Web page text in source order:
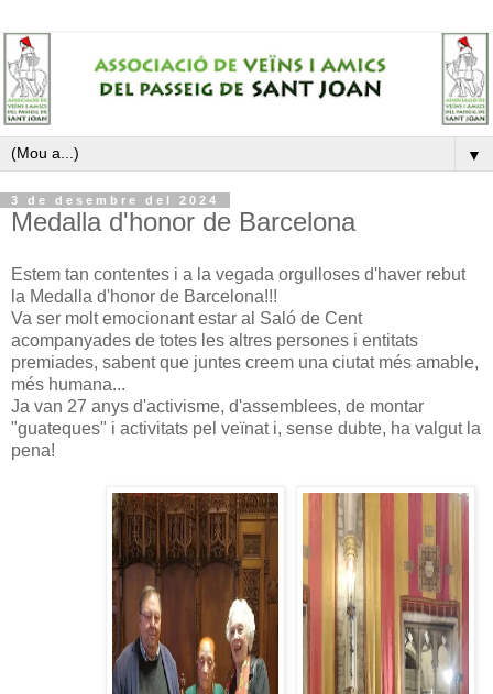
▼
3 de desembre del 2024
Medalla d'honor de Barcelona
Estem tan contentes i a la vegada orgulloses d'haver rebut
la Medalla d'honor de Barcelona!!!
Va ser molt emocionant estar al Saló de Cent
acompanyades de totes les altres persones i entitats
premiades, sabent que juntes creem una ciutat més amable,
més humana...
Ja van 27 anys d'activisme, d'assemblees, de montar
"guateques" i activitats pel veïnat i, sense dubte, ha valgut la
pena!